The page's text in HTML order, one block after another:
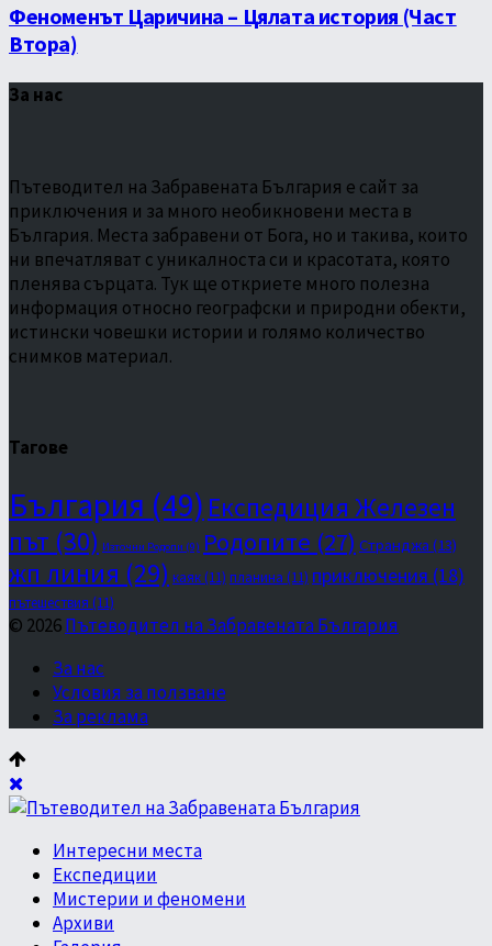
Феноменът Царичина – Цялата история (Част
Втора)
За нас
Пътеводител на Забравената България е сайт за
приключения и за много необикновени места в
България. Места забравени от Бога, но и такива, които
ни впечатляват с уникалноста си и красотата, която
пленява сърцата. Тук ще откриете много полезна
информация относно географски и природни обекти,
истински човешки истории и голямо количество
снимков материал.
Тагове
България (49) Експедиция Железен
път (30) Източни Родопи (9) Родопите (27) Странджа (13)
жп линия (29) каяк (11) планина (11) приключения (18)
пътешествия (11)
© 2026Пътеводител на Забравената България
За нас
Условия за ползване
За реклама
Интересни места
Експедиции
Мистерии и феномени
Архиви